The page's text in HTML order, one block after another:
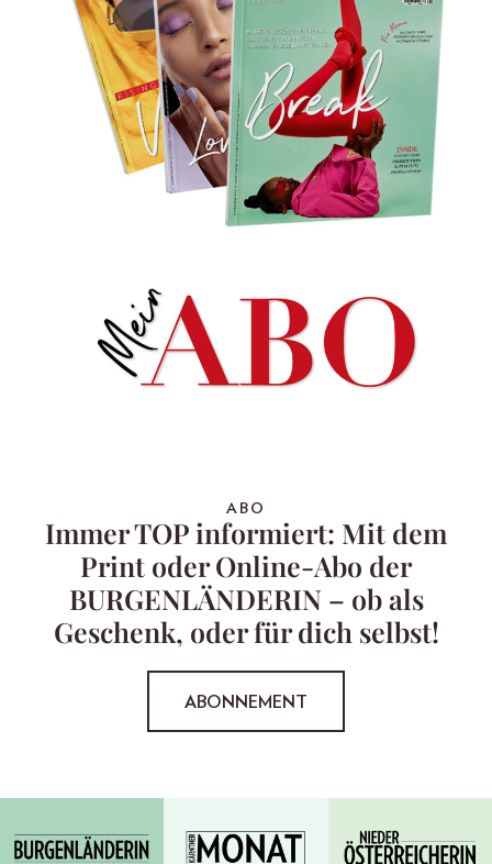
ABO
Immer TOP informiert: Mit dem
Print oder Online-Abo der
BURGENLÄNDERIN – ob als
Geschenk, oder für dich selbst!
ABONNEMENT